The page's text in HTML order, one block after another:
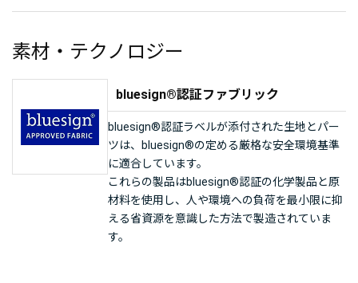
素材・テクノロジー
bluesign®認証ファブリック
bluesign®認証ラベルが添付された生地とパー
ツは、bluesign®の定める厳格な安全環境基準
に適合しています。
これらの製品はbluesign®認証の化学製品と原
材料を使用し、人や環境への負荷を最小限に抑
える省資源を意識した方法で製造されていま
す。